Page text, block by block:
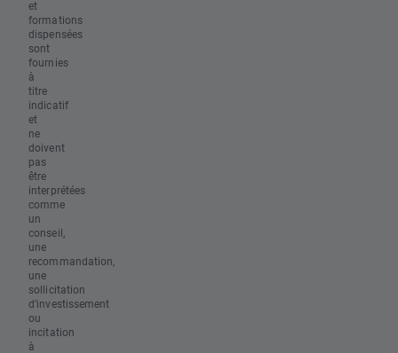
et
formations
dispensées
sont
fournies
à
titre
indicatif
et
ne
doivent
pas
être
interprétées
comme
un
conseil,
une
recommandation,
une
sollicitation
d’investissement
ou
incitation
à